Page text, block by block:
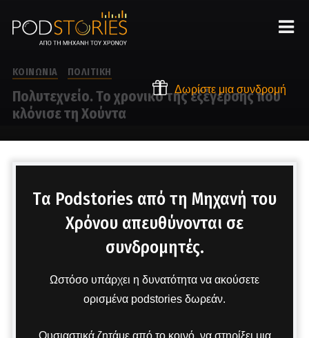
Δωρίστε μια συνδρομή
ΚΟΙΝΩΝΙΑ ΠΟΛΙΤΙΚΗ
Πολυτεχνείο. Το χρονικό της εξέγερσης που
κλόνισε τη Χούντα
Tα Podstories από τη Μηχανή του
Χρόνου απευθύνονται σε
συνδρομητές.
Ωστόσο υπάρχει η δυνατότητα να ακούσετε
ορισμένα podstories δωρεάν.
Ουσιαστικά ζητάμε από το κοινό, να στηρίξει μια